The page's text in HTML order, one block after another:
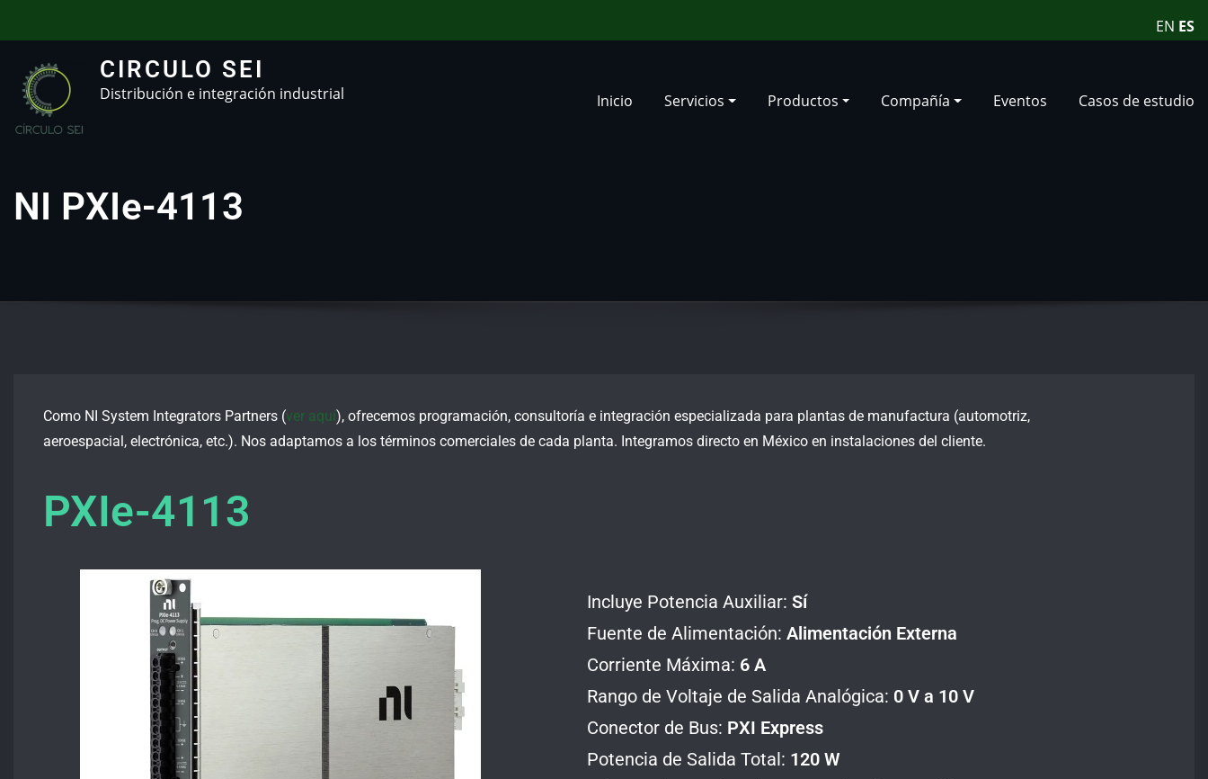
CIRCULO SEI
Distribución e integración industrial Inicio Servicios Productos Compañía Eventos Casos de estudio
NI PXIe-4113
Como NI System Integrators Partners (ver aquí), ofrecemos programación, consultoría e integración especializada para plantas de manufactura (automotriz,
aeroespacial, electrónica, etc.). Nos adaptamos a los términos comerciales de cada planta. Integramos directo en México en instalaciones del cliente.
PXIe-4113
Incluye Potencia Auxiliar: Sí
Fuente de Alimentación: Alimentación Externa
Corriente Máxima: 6 A
Rango de Voltaje de Salida Analógica: 0 V a 10 V
Conector de Bus: PXI Express
Potencia de Salida Total: 120 W
EN ES